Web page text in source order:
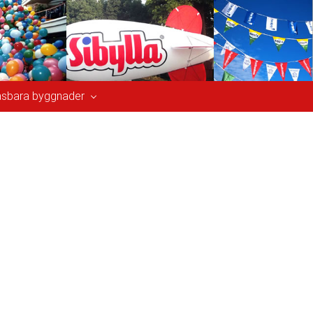
byggnader